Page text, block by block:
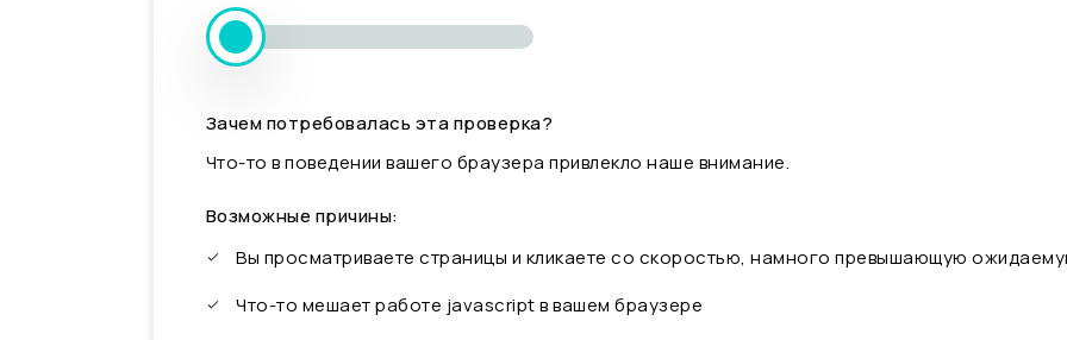
Зачем потребовалась эта проверка?
Что-то в поведении вашего браузера привлекло наше внимание.
Возможные причины:
Вы просматриваете страницы и кликаете со скоростью, намного превышающую
Что-то мешает работе javascript в вашем браузере